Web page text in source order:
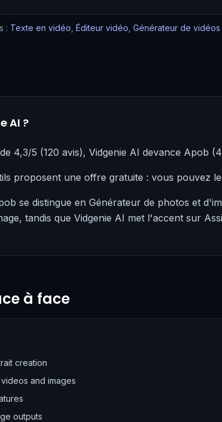
: Texte en vidéo Éditeur vidéo Générateur de
AI ?
4,3/5 (120 avis), Vidgenie AI devance Apob
proposent une offre gratuite : vous pouvez
se distingue en Générateur de photos et
tandis que Vidgenie AI met l'accent sur
à face
creation
and images
outputs